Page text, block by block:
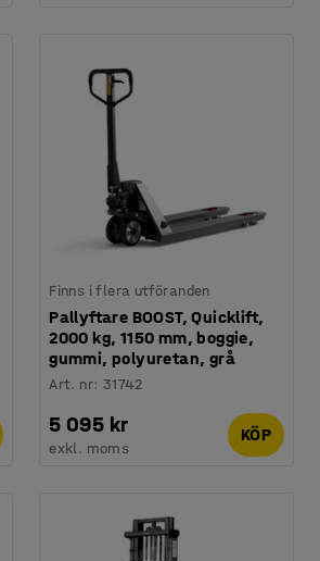
Finns i flera utföranden
Pallyftare BOOST, Quicklift,
2000 kg, 1150 mm, boggie,
gummi, polyuretan, grå
Art. nr: 31742
5 095 kr
exkl. moms
KÖP